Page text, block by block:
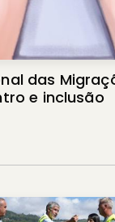
das
e inclusão